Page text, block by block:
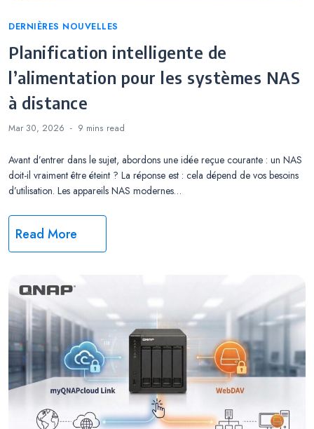
Categories
DERNIÈRES NOUVELLES
Planification intelligente de
l’alimentation pour les systèmes NAS
à distance
Mar 30, 2026 9 mins read
Avant d’entrer dans le sujet, abordons une idée reçue courante : un NAS
doit-il vraiment être éteint ? La réponse est : cela dépend de vos besoins
d’utilisation. Les appareils NAS modernes…
Read More